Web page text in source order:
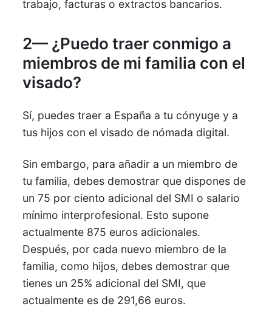
trabajo, facturas o extractos bancarios.
2— ¿Puedo traer conmigo a
miembros de mi familia con el
visado?
Sí, puedes traer a España a tu cónyuge y a
tus hijos con el visado de nómada digital.
Sin embargo, para añadir a un miembro de
tu familia, debes demostrar que dispones de
un 75 por ciento adicional del SMI o salario
mínimo interprofesional. Esto supone
actualmente 875 euros adicionales.
Después, por cada nuevo miembro de la
familia, como hijos, debes demostrar que
tienes un 25% adicional del SMI, que
actualmente es de 291,66 euros.